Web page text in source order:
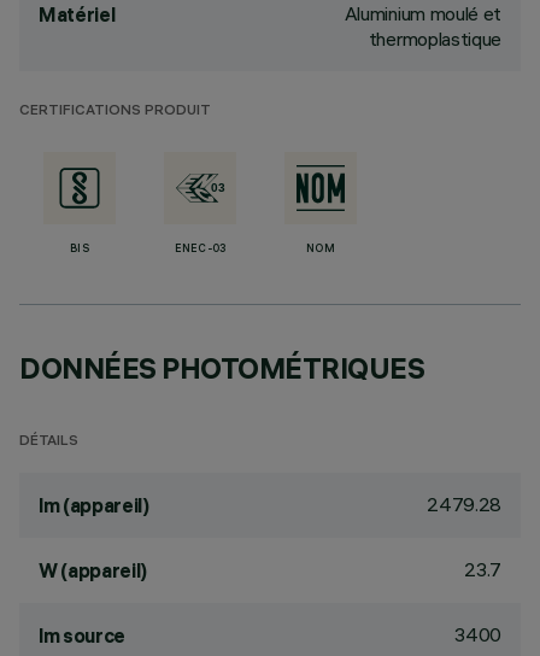
Matériel
Aluminium moulé et
thermoplastique
CERTIFICATIONS PRODUIT
BIS ENEC-03 NOM
DONNÉES PHOTOMÉTRIQUES
DÉTAILS
lm (appareil) 2479.28
W (appareil) 23.7
lm source 3400